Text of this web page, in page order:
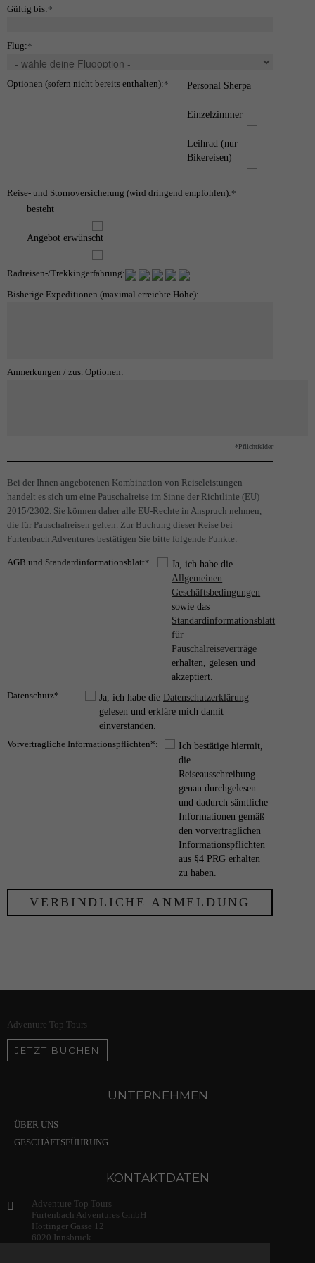
Gültig bis:*
Flug:*
Optionen (sofern nicht bereits enthalten):* Personal Sherpa
Einzelzimmer
Leihrad (nur
Bikereisen)
Reise- und Stornoversicherung (wird dringend empfohlen):*
besteht
Angebot erwünscht
Radreisen-/Trekkingerfahrung:
Bisherige Expeditionen (maximal erreichte Höhe):
Anmerkungen / zus. Optionen:
*Pflichtfelder
Bei der Ihnen angebotenen Kombination von Reiseleistungen
handelt es sich um eine Pauschalreise im Sinne der Richtlinie (EU)
2015/2302. Sie können daher alle EU-Rechte in Anspruch nehmen,
die für Pauschalreisen gelten. Zur Buchung dieser Reise bei
Furtenbach Adventures bestätigen Sie bitte folgende Punkte:
AGB und Standardinformationsblatt*
Ja, ich habe die
Allgemeinen
Geschäftsbedingungen
sowie das
Standardinformationsblatt
für
Pauschalreiseverträge
erhalten, gelesen und
akzeptiert.
Datenschutz*
Ja, ich habe die Datenschutzerklärung
gelesen und erkläre mich damit
einverstanden.
Vorvertragliche Informationspflichten*:
Ich bestätige hiermit,
die
Reiseausschreibung
genau durchgelesen
und dadurch sämtliche
Informationen gemäß
den vorvertraglichen
Informationspflichten
aus §4 PRG erhalten
zu haben.
Adventure Top Tours
JETZT BUCHEN
UNTERNEHMEN
ÜBER UNS
GESCHÄFTSFÜHRUNG
KONTAKTDATEN
Adventure Top Tours
Furtenbach Adventures GmbH
Höttinger Gasse 12
6020 Innsbruck